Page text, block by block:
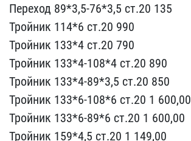
Переход ​89*3,5-76*3,5 ст.20 135
​Тройник 114*6 ст.20 990
​Тройник 133*4 ст.20 790
​Тройник 133*4-108*4 ст.2​0 890
Тройник 133*4-89*3​,5 ст.20 850
Тройник 133​*6-108*6 ст.20 1 600,00
​Тройник 133*6-89*6 ст.20​ 1 600,00
Тройник 159*4,​5 ст.20 1 149,00